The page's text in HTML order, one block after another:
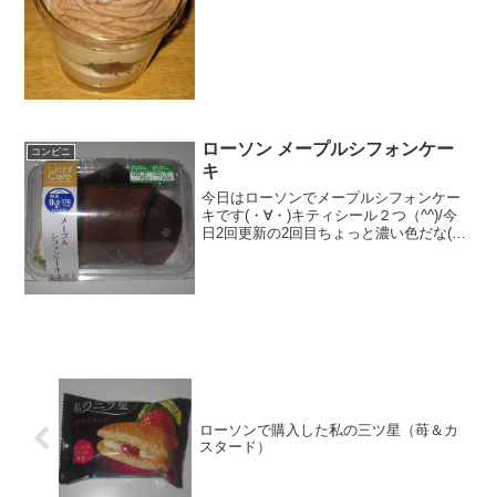
コンビニ
ローソン メープルシフォンケー
キ
今日はローソンでメープルシフォンケー
キです(・∀・)キティシール２つ（^^)/今
日2回更新の2回目ちょっと濃い色だな(^^)
ローソンで購入した私の三ツ星（苺＆カ
スタード）